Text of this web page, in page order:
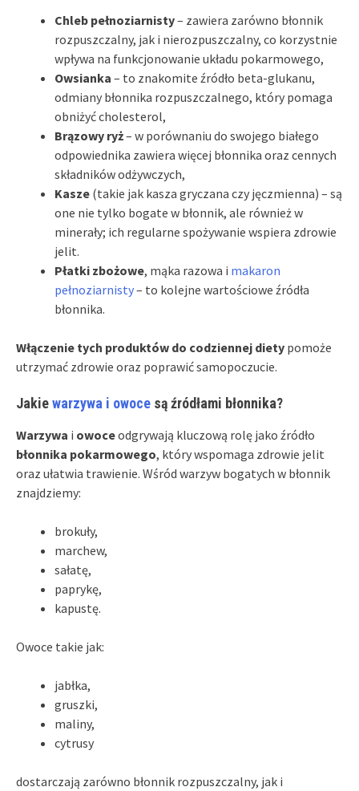
Chleb pełnoziarnisty– zawiera zarówno błonnik
rozpuszczalny, jak i nierozpuszczalny, co korzystnie
wpływa na funkcjonowanie układu pokarmowego,
Owsianka – to znakomite źródło beta-glukanu,
odmiany błonnika rozpuszczalnego, który pomaga
obniżyć cholesterol,
Brązowy ryż– w porównaniu do swojego białego
odpowiednika zawiera więcej błonnika oraz cennych
składników odżywczych,
Kasze (takie jak kasza gryczana czy jęczmienna) – są
one nie tylko bogate w błonnik, ale również w
minerały; ich regularne spożywanie wspiera zdrowie
jelit.
Płatki zbożowe, mąka razowa i makaron
pełnoziarnisty– to kolejne wartościowe źródła
błonnika.
Włączenie tych produktów do codziennej diety pomoże
utrzymać zdrowie oraz poprawić samopoczucie.
Jakiewarzywa i owoce są źródłami błonnika?
Warzywa i owoceodgrywają kluczową rolę jako źródło
błonnika pokarmowego, który wspomaga zdrowie jelit
oraz ułatwia trawienie. Wśród warzyw bogatych w błonnik
znajdziemy:
brokuły,
marchew,
sałatę,
paprykę,
kapustę.
Owoce takie jak:
jabłka,
gruszki,
maliny,
cytrusy
dostarczają zarówno błonnik rozpuszczalny, jak i